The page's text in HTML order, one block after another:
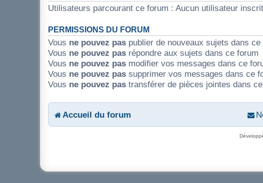
Utilisateurs parcourant ce forum : Aucun utilisateur
PERMISSIONS DU FORUM
Vous ne pouvez pas publier de nouveaux sujets dans ce
Vous ne pouvez pas répondre aux sujets dans ce forum
Vous ne pouvez pas modifier vos messages dans ce
Vous ne pouvez pas supprimer vos messages dans ce
Vous ne pouvez pas transférer de pièces jointes dans
Accueil du forum